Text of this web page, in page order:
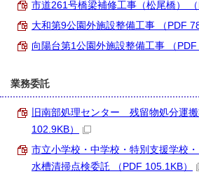
市道261号橋梁補修工事（松尾橋） （
大和第9公園外施設整備工事 （PDF
向陽台第1公園外施設整備工事 （PDF
業務委託
旧南部処理センター 残留物処分運
102.9KB）
市立小学校・中学校・特別支援学校
水槽清掃点検委託 （PDF 105.1KB）